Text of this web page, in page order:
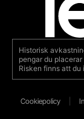
Historisk
pengar du
Risken finns att
Cookiepolicy